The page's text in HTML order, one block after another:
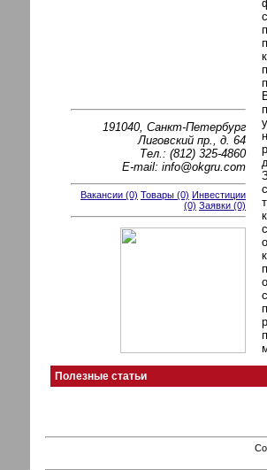
191040, Санкт-Петербург
Лиговский пр., д. 64
Тел.: (812) 325-4860
E-mail: info@okgru.com
Вакансии (0) Товары (0) Инвестиции
(0) Заявки (0)
Полезные статьи